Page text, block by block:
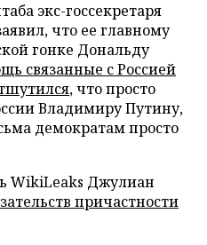
экс-госсекретаря
что ее главному
гонке Дональду
связанные с Россией
, что просто
Владимиру Путину,
демократам просто
WikiLeaks Джулиан
причастности